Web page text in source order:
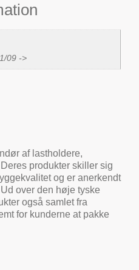
09 ->
af lastholdere,
produkter skiller sig
og er anerkendt
over den høje tyske
også samlet fra
for kunderne at pakke